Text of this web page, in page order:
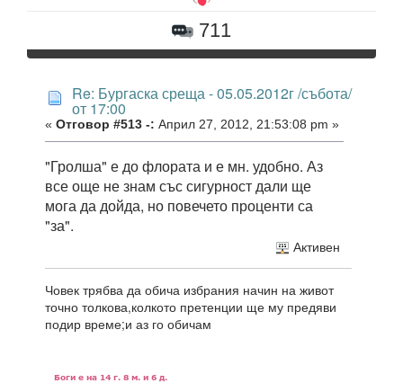
711
Re: Бургаска среща - 05.05.2012г /събота/
от 17:00
« Отговор #513 -: Април 27, 2012, 21:53:08 pm »
"Гролша" е до флората и е мн. удобно. Аз
все още не знам със сигурност дали ще
мога да дойда, но повечето проценти са
"за".
Активен
Човек трябва да обича избрания начин на живот
точно толкова,колкото претенции ще му предяви
подир време;и аз го обичам